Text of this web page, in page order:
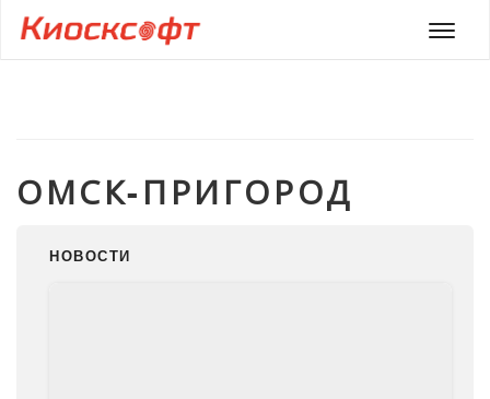
Меню
ОМСК-ПРИГОРОД
НОВОСТИ